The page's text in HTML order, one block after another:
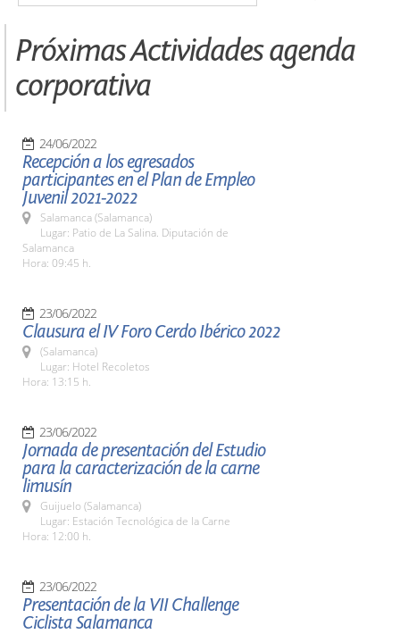
Próximas Actividades agenda
corporativa
24/06/2022
Recepción a los egresados
participantes en el Plan de Empleo
Juvenil 2021-2022
Salamanca (Salamanca)
Lugar: Patio de La Salina. Diputación de
Salamanca
Hora: 09:45 h.
23/06/2022
Clausura el IV Foro Cerdo Ibérico 2022
(Salamanca)
Lugar: Hotel Recoletos
Hora: 13:15 h.
23/06/2022
Jornada de presentación del Estudio
para la caracterización de la carne
limusín
Guijuelo (Salamanca)
Lugar: Estación Tecnológica de la Carne
Hora: 12:00 h.
23/06/2022
Presentación de la VII Challenge
Ciclista Salamanca